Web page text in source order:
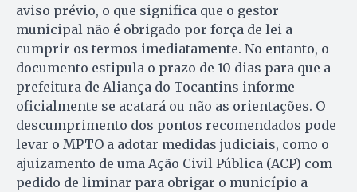
aviso prévio, o que significa que o gestor
municipal não é obrigado por força de lei a
cumprir os termos imediatamente. No entanto, o
documento estipula o prazo de 10 dias para que a
prefeitura de Aliança do Tocantins informe
oficialmente se acatará ou não as orientações. O
descumprimento dos pontos recomendados pode
levar o MPTO a adotar medidas judiciais, como o
ajuizamento de uma Ação Civil Pública (ACP) com
pedido de liminar para obrigar o município a